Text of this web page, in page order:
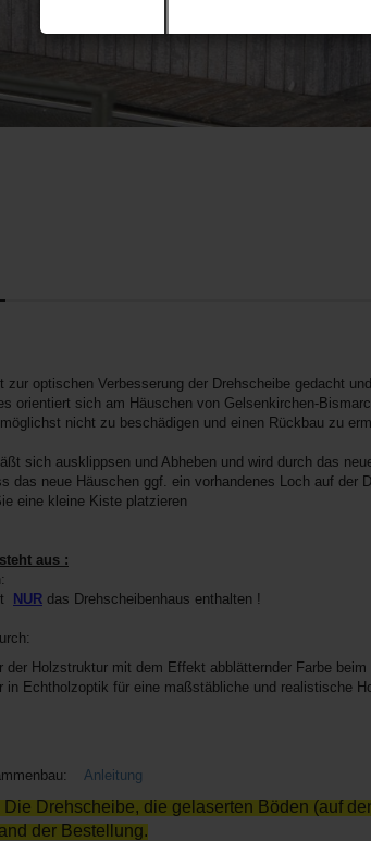
vorab reservieren;Ich
zur optischen Verbesserung der Drehscheibe gedacht
orientiert sich am Häuschen von Gelsenkirchen-
nicht zu beschädigen und einen Rückbau zu
sich ausklippsen und Abheben und wird durch das
das neue Häuschen ggf. ein vorhandenes Loch auf der
eine kleine Kiste platzieren
aus :
NUR das Drehscheibenhaus enthalten !
der Holzstruktur mit dem Effekt abblätternder Farbe beim
in Echtholzoptik für eine maßstäbliche und realistische
Anleitung
Die Drehscheibe, die gelaserten Böden (auf
der Bestellung.